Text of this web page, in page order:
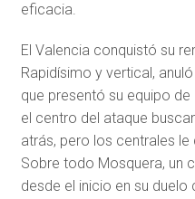
eficacia.
El Valencia conquistó su
Rapidísimo y vertical,
que presentó su equipo
el centro del ataque
atrás, pero los centrales
Sobre todo Mosquera, un
desde el inicio en su duelo